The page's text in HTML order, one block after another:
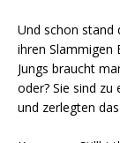
Und schon stand
ihren Slammigen
Jungs braucht
oder? Sie sind zu
und zerlegten